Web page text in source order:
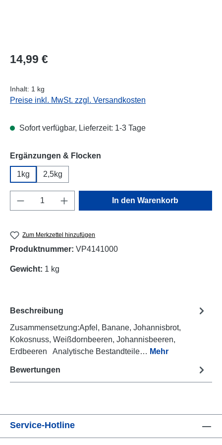
Regulärer Preis:
14,99 €
Inhalt: 1 kg
Preise inkl. MwSt. zzgl. Versandkosten
Sofort verfügbar, Lieferzeit: 1-3 Tage
Ergänzungen & Flocken
1kg 2,5kg
Produkt Anzahl: Gib den gewünschten
In den Warenkorb
Zum Merkzettel hinzufügen
Produktnummer: VP4141000
Gewicht: 1 kg
Beschreibung
Zusammensetzung:Apfel, Banane, Johannisbrot,
Kokosnuss, Weißdornbeeren, Johannisbeeren,
Erdbeeren Analytische Bestandteile… Mehr
Bewertungen
Service-Hotline